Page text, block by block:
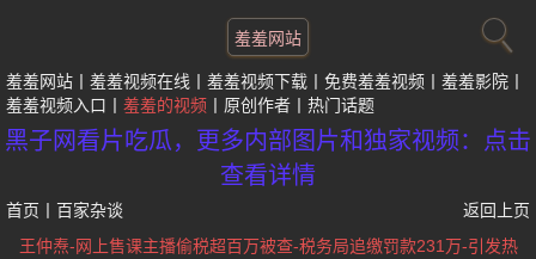
羞羞网站
羞羞网站 羞羞视频在线 羞羞视频下载 免费羞羞视频
羞羞影院
羞羞视频入口
羞羞的视频 原创作者 热门话题
黑子网看片吃瓜，更多内部图片和独家视频：点击
查看详情
首页 百家杂谈
返回上页
王仲焘-网上售课主播偷税超百万被查-税务局追缴罚款231万-引发热